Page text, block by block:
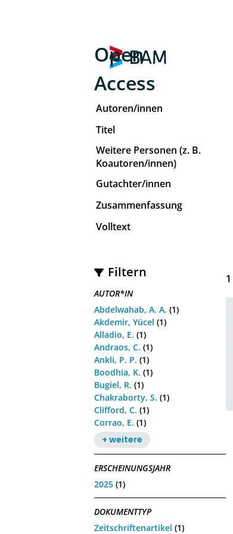
Open
Access
Autoren/innen
Titel
Weitere Personen (z. B.
Koautoren/innen)
Gutachter/innen
Zusammenfassung
Volltext
Filtern
AUTOR*IN
Abdelwahab, A. A. (1)
Akdemir, Yücel (1)
Alladio, E. (1)
Andraos, C. (1)
Ankli, P. P. (1)
Boodhia, K. (1)
Bugiel, R. (1)
Chakraborty, S. (1)
Clifford, C. (1)
Corrao, E. (1)
+ weitere
ERSCHEINUNGSJAHR
2025 (1)
DOKUMENTTYP
Zeitschriftenartikel (1)
1